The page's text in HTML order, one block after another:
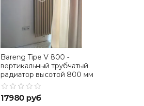
Bareng Tipe V 800 -
вертикальный трубчатый
радиатор высотой 800 мм
17980 руб